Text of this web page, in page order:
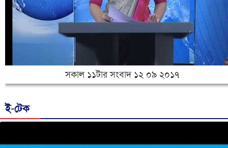
সকাল ১১টার সংবাদ ১২ ০৯ ২০১৭
ই-টেক